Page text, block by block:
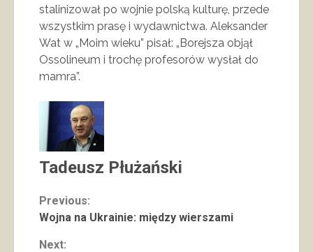
stalinizował po wojnie polską kulturę, przede
wszystkim prasę i wydawnictwa. Aleksander
Wat w „Moim wieku” pisał: „Borejsza objął
Ossolineum i trochę profesorów wysłał do
mamra”.
Tadeusz Płużański
Continue
Previous:
Wojna na Ukrainie: między wierszami
Next: